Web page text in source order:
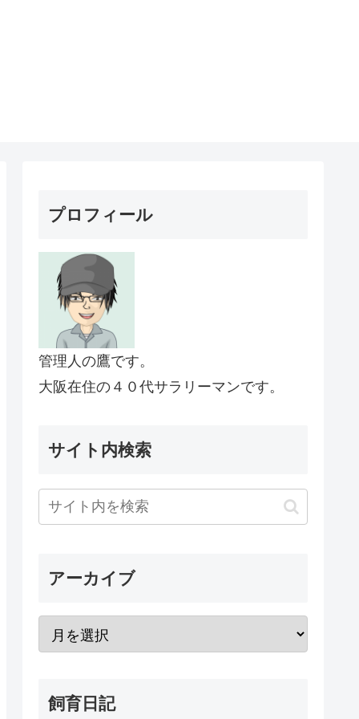
プロフィール
管理人の鷹です。
大阪在住の４０代サラリーマンです。
サイト内検索
アーカイブ
飼育日記